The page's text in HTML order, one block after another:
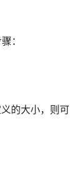
：
的大小，则可